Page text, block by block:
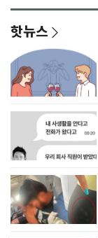
핫뉴스